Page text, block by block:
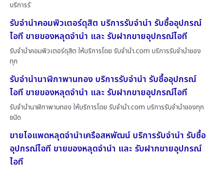
บริการรั
รับจำนำคอมพิวเตอร์ดุสิต บริการรับจำนำ รับซื้ออุปกรณ์
ไอที ขายของหลุดจำนำ และ รับฝากขายอุปกรณ์ไอที
รับจำนำคอมพิวเตอร์ดุสิต ให้บริการโดย รับจํานํา.com บริการรับจำนำของ
ทุก
รับจำนำนาฬิกาพานทอง บริการรับจำนำ รับซื้ออุปกรณ์
ไอที ขายของหลุดจำนำ และ รับฝากขายอุปกรณ์ไอที
รับจำนำนาฬิกาพานทอง ให้บริการโดย รับจํานํา.com บริการรับจำนำของทุก
ชนิด
ขายไอแพดหลุดจำนำเครือสหพัฒน์ บริการรับจำนำ รับซื้อ
อุปกรณ์ไอที ขายของหลุดจำนำ และ รับฝากขายอุปกรณ์
ไอที